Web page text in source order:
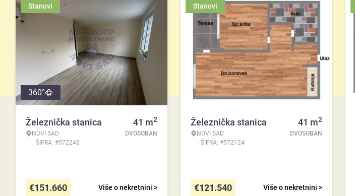
Stanovi
360°
Železnička stanica
NOVI SAD
ŠIFRA: #572248
41 m2
DVOSOBAN
Više o nekretnini >
€151.660
Stanovi
Železnička stanica
NOVI SAD
ŠIFRA: #572124
41 m2
DVOSOBAN
Više o nekretnini >
€121.540